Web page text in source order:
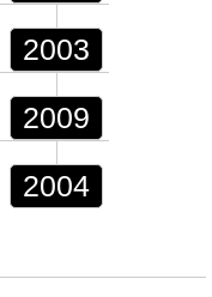
2003
2009
2004